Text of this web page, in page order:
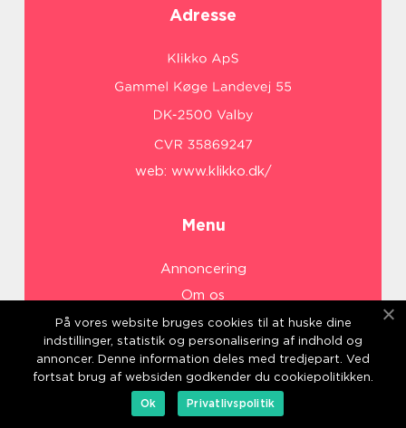
Adresse
web: www.klikko.dk/
Menu
Annoncering
Om os
Cookies
Kontakt os
Sitemap
På vores website bruges cookies til at huske dine
indstillinger, statistik og personalisering af indhold og
annoncer. Denne information deles med tredjepart. Ved
fortsat brug af websiden godkender du cookiepolitikken.
Ok
Privatlivspolitik